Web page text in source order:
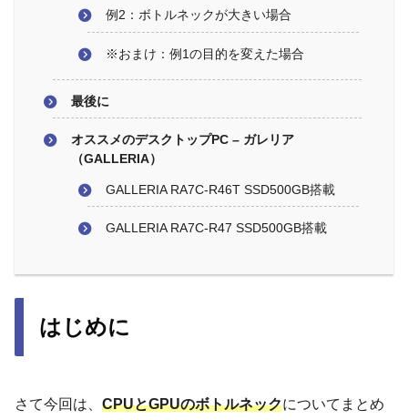
例2：ボトルネックが大きい場合
※おまけ：例1の目的を変えた場合
最後に
オススメのデスクトップPC – ガレリア
（GALLERIA）
GALLERIA RA7C-R46T SSD500GB搭載
GALLERIA RA7C-R47 SSD500GB搭載
はじめに
さて今回は、 CPUとGPUのボトルネックについてまとめ